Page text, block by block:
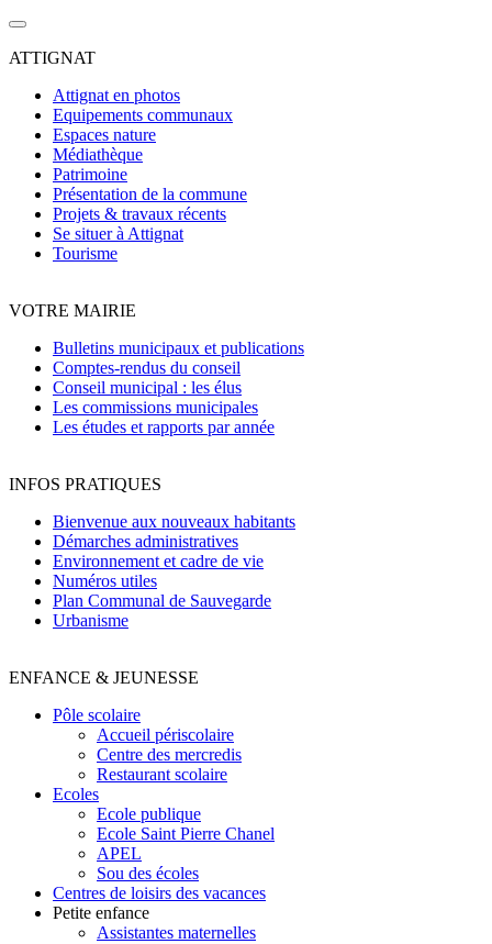
ATTIGNAT
Attignat en photos
Equipements communaux
Espaces nature
Médiathèque
Patrimoine
Présentation de la commune
Projets & travaux récents
Se situer à Attignat
Tourisme
VOTRE MAIRIE
Bulletins municipaux et publications
Comptes-rendus du conseil
Conseil municipal : les élus
Les commissions municipales
Les études et rapports par année
INFOS PRATIQUES
Bienvenue aux nouveaux habitants
Démarches administratives
Environnement et cadre de vie
Numéros utiles
Plan Communal de Sauvegarde
Urbanisme
ENFANCE & JEUNESSE
Pôle scolaire
Accueil périscolaire
Centre des mercredis
Restaurant scolaire
Ecoles
Ecole publique
Ecole Saint Pierre Chanel
APEL
Sou des écoles
Centres de loisirs des vacances
Petite enfance
Assistantes maternelles